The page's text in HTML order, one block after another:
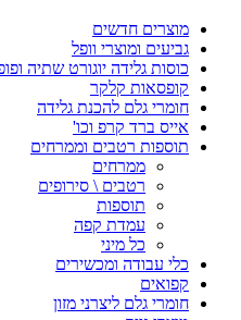
מוצרים חדשים
גביעים ומוצרי וופל
כוסות גלידה יוגורט שתיה
קופסאות קלקר
חומרי גלם להכנת גלידה
אייס ברד קרפ וכו'
תוספות רטבים וממרחים
ממרחים
רטבים \ סירופים
תוספות
עמדת קפה
כל מיני
כלי עבודה ומכשירים
קפואים
חומרי גלם ליצרני מזון